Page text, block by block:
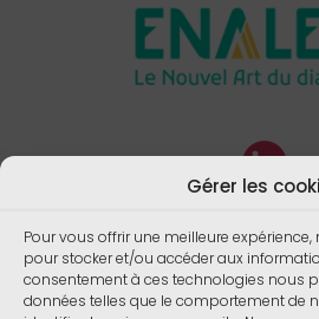
Gérer les
Pour vous offrir une meilleure
pour stocker et/ou accéder aux
consentement à ces technologies nous
données telles que le comportement de